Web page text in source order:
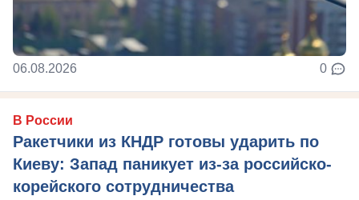
06.08.2026 0
В России
Ракетчики из КНДР готовы ударить по
Киеву: Запад паникует из-за российско-
корейского сотрудничества